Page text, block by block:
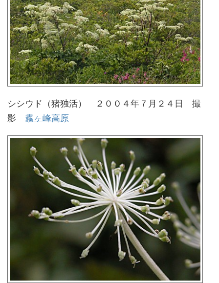
シシウド（猪独活） ２００４年７月２４日 撮
影 霧ヶ峰高原